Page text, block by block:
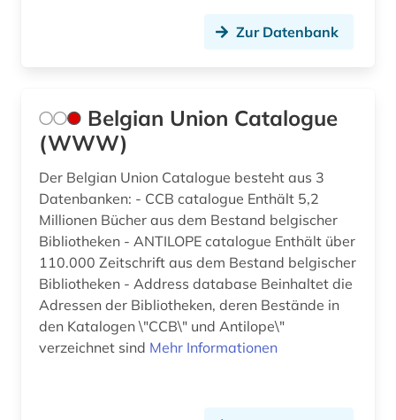
Zur Datenbank
Belgian Union Catalogue
(WWW)
Der Belgian Union Catalogue besteht aus 3
Datenbanken: - CCB catalogue Enthält 5,2
Millionen Bücher aus dem Bestand belgischer
Bibliotheken - ANTILOPE catalogue Enthält über
110.000 Zeitschrift aus dem Bestand belgischer
Bibliotheken - Address database Beinhaltet die
Adressen der Bibliotheken, deren Bestände in
den Katalogen \"CCB\" und Antilope\"
verzeichnet sind Mehr Informationen